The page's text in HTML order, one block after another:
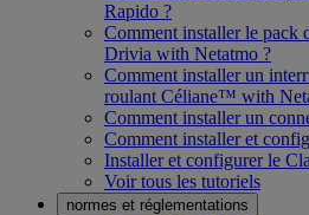
Rapido ?
Comment installer le pack
Drivia with Netatmo ?
Comment installer un
roulant Céliane™ with
Comment installer un
Comment installer et
Installer et configurer le
Voir tous les tutoriels
normes et réglementations